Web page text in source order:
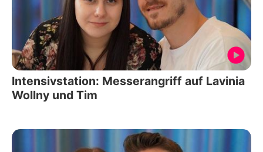
Intensivstation: Messerangriff auf Lavinia
Wollny und Tim